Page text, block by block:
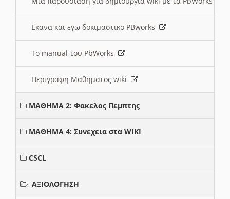
Εκανα και εγω δοκιμαστικο PBworks
Το manual του PbWorks
Περιγραφη Μαθηματος wiki
ΜΑΘΗΜΑ 2: Φακελος Πεμπτης
ΜΑΘΗΜΑ 4: Συνεχεια στα WIKI
CSCL
ΑΞΙΟΛΟΓΗΣΗ